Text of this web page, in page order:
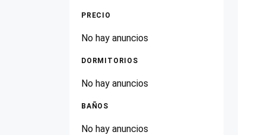
PRECIO
No hay anuncios
DORMITORIOS
No hay anuncios
BAÑOS
No hay anuncios